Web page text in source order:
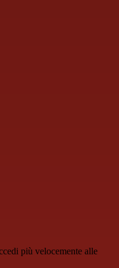
più velocemente alle